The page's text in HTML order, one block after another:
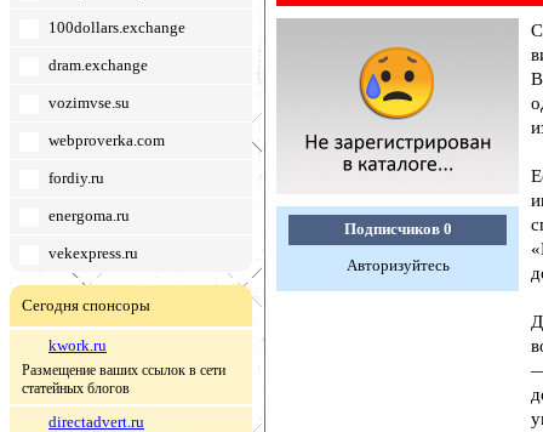
100dollars.exchange
dram.exchange
vozimvse.su
webproverka.com
fordiy.ru
energoma.ru
vekexpress.ru
Сегодня спонсоры
kwork.ru
Размещение ваших ссылок в сети
статейных блогов
directadvert.ru
Подписчиков 0
Авторизуйтесь